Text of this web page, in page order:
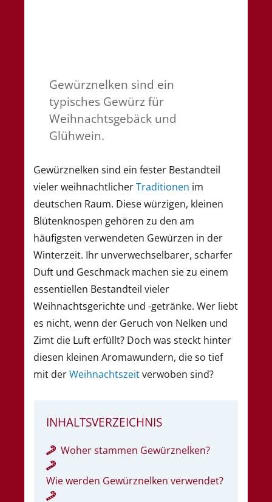
Gewürznelken sind ein
typisches Gewürz für
Weihnachtsgebäck und
Glühwein.
Gewürznelken sind ein fester Bestandteil
vieler weihnachtlicherTraditionen im
deutschen Raum. Diese würzigen, kleinen
Blütenknospen gehören zu den am
häufigsten verwendeten Gewürzen in der
Winterzeit. Ihr unverwechselbarer, scharfer
Duft und Geschmack machen sie zu einem
essentiellen Bestandteil vieler
Weihnachtsgerichte und -getränke. Wer liebt
es nicht, wenn der Geruch von Nelken und
Zimt die Luft erfüllt? Doch was steckt hinter
diesen kleinen Aromawundern, die so tief
mit derWeihnachtszeitverwoben sind?
INHALTSVERZEICHNIS
Woher stammen Gewürznelken?
Wie werden Gewürznelken verwendet?